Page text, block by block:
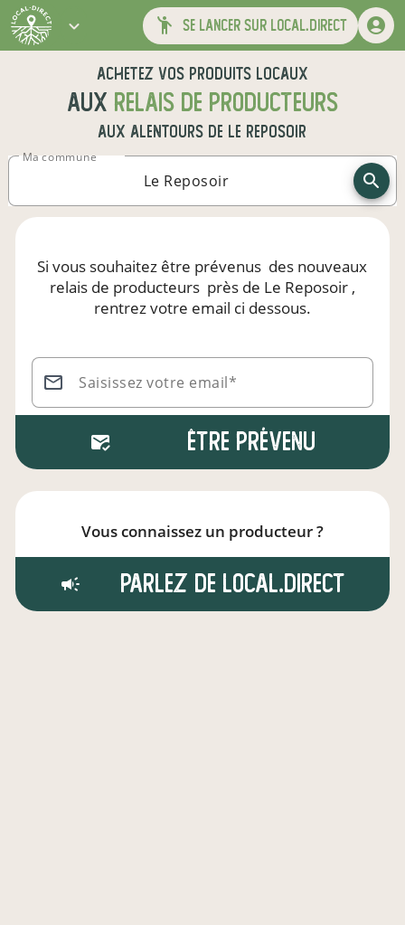
se lancer sur local.direct
Achetez vos produits locaux
aux relais de producteurs
aux alentours de Le Reposoir
Ma commune
Si vous souhaitez être prévenus des nouveaux
relais de producteurs près de Le Reposoir,
rentrez votre email ci dessous.
Saisissez votre email*
Être prévenu
Vous connaissez un producteur ?
Parlez de local.direct